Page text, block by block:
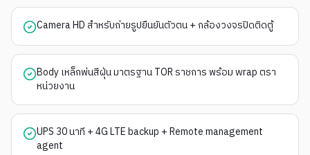
Camera HD สำหรับถ่ายรูปยืนยันตัวตน + กล้องวงจรปิดติดตู้
Body เหล็กพ่นสีฝุ่น มาตรฐาน TOR ราชการ พร้อม wrap ตรา
หน่วยงาน
UPS 30 นาที + 4G LTE backup + Remote management
agent